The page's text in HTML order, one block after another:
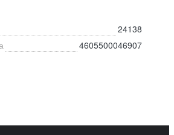
24138
4605500046907